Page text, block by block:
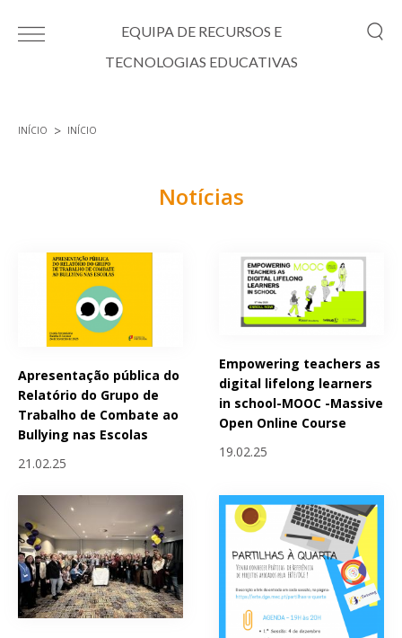
EQUIPA DE RECURSOS E
TECNOLOGIAS EDUCATIVAS
INÍCIO INÍCIO
Notícias
Apresentação pública do
Relatório do Grupo de
Trabalho de Combate ao
Bullying nas Escolas
21.02.25
Empowering teachers as
digital lifelong learners
in school-MOOC -Massive
Open Online Course
19.02.25
Páginas